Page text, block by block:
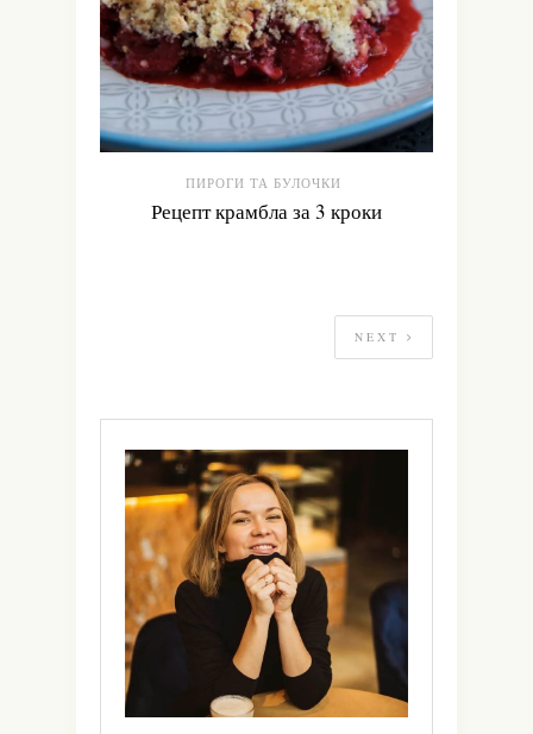
ПИРОГИ ТА БУЛОЧКИ
Рецепт крамбла за 3 кроки
NEXT